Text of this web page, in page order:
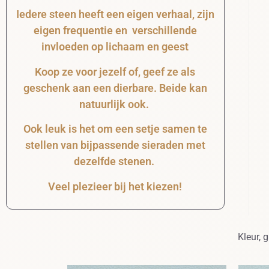
Iedere steen heeft een eigen verhaal, zijn
eigen frequentie en verschillende
invloeden op lichaam en geest
Koop ze voor jezelf of, geef ze als
geschenk aan een dierbare. Beide kan
natuurlijk ook.
Ook leuk is het om een setje samen te
stellen van bijpassende sieraden met
dezelfde stenen.
Veel plezieer bij het kiezen!
Kleur,